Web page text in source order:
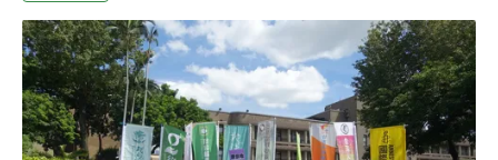
住民權益保障身兼律師以及民間版《礦業法》草案起草人
的謝孟羽表示，「反亞泥．還太魯閣族土地運動」持續將
近40年，他看到的不只有滿櫃的資料及一堆未解難解的問
題，還有隱藏在環境正義問題背後更深層的原住民族轉型
正義問題。謝孟羽表示，提出《礦業法》修正草案，無非